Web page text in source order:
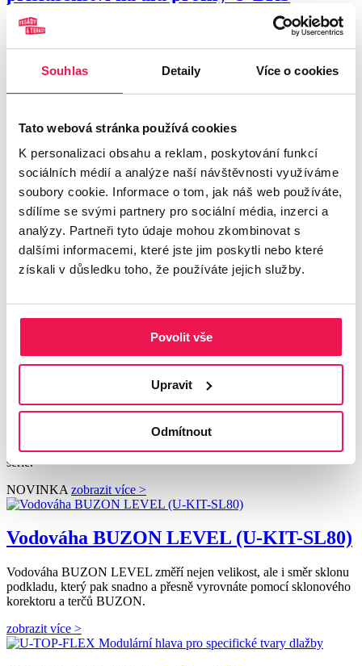
Souhlas Detaily Více o cookies
Tato webová stránka používá cookies
K personalizaci obsahu a reklam, poskytování funkcí
sociálních médií a analýze naší návštěvnosti využíváme
soubory cookie. Informace o tom, jak náš web používáte,
sdílíme se svými partnery pro sociální média, inzerci a
analýzy. Partneři tyto údaje mohou zkombinovat s
dalšími informacemi, které jste jim poskytli nebo které
získali v důsledku toho, že používáte jejich služby.
Povolit vše
Upravit
Odmítnout
Šroub pro upevnění příslušenství U-BRS, U-WALL a U-EDGE.
okrajích teras
U-EDGE podpěra pro dořezy dlažby při okrajích teras
NOVINKA zobrazit více >
Tlumící podložky U-E10 a U-E20 pro
terče BUZON
všechny série rektifikačních terčů BUZON pro dorovnání rozdílů v
dlažbě a absorbci nárazů.
Sklonový korektor BUZON U-PH5
Nový, vylepšený univerzální sklonový korektor U-PH5 pro úpravu
sklonu 0-5%, vkládaný pod rektifikační terče BUZON PB a BC
série.
NOVINKA zobrazit více >
Vodováha BUZON LEVEL (U-KIT-SL80)
Vodováha BUZON LEVEL změří nejen velikost, ale i směr sklonu
podkladu, který pak snadno a přesně vyrovnáte pomocí sklonového
korektoru a terčů BUZON.
zobrazit více >